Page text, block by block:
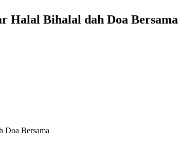
Halal Bihalal dah Doa Bersama
Doa Bersama